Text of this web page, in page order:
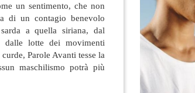
un sentimento, che non
di un contagio benevolo
a quella siriana, dal
dalle lotte dei movimenti
Parole Avanti tesse la
maschilismo potrà più